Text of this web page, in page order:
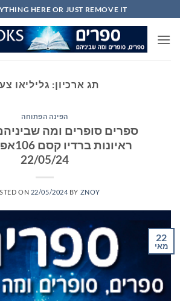
to
content
HERE OR JUST REMOVE IT...
תג ארכיון: גליליאו
הפינה הפתוחה
ספרים סופרים ומה
22/05/24
ON 22/05/2024 BY ZNOY
22
מאי